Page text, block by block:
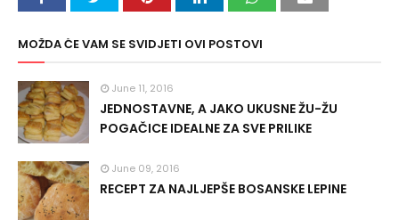
MOŽDA ĆE VAM SE SVIDJETI OVI POSTOVI
June 11, 2016
JEDNOSTAVNE, A JAKO UKUSNE ŽU-ŽU
POGAČICE IDEALNE ZA SVE PRILIKE
June 09, 2016
RECEPT ZA NAJLJEPŠE BOSANSKE LEPINE